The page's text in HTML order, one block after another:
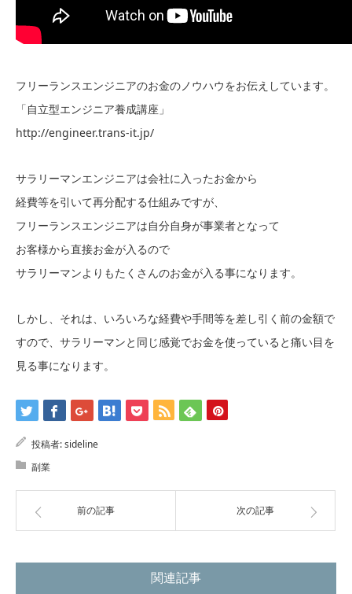
フリーランスエンジニアのお金のノウハウをお伝えしています。
「自立型エンジニア養成講座」
http://engineer.trans-it.jp/
サラリーマンエンジニアは会社に入ったお金から
経費等を引いて再分配する仕組みですが、
フリーランスエンジニアは自分自身が事業者となって
お客様から直接お金が入るので
サラリーマンよりもたくさんのお金が入る事になります。
しかし、それは、いろいろな経費や手間等を差し引く前の金額で
すので、サラリーマンと同じ感覚でお金を使っていると痛い目を
見る事になります。
投稿者:sideline
副業
前の記事 次の記事
関連記事